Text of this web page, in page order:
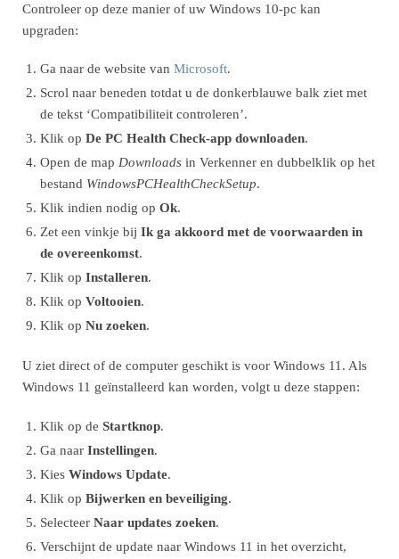
Controleer op deze manier of uw Windows 10-pc kan
upgraden:
Ga naar de website van Microsoft.
Scrol naar beneden totdat u de donkerblauwe balk ziet met
de tekst ‘Compatibiliteit controleren’.
Klik op De PC Health Check-app downloaden.
Open de map Downloads in Verkenner en dubbelklik op het
bestand WindowsPCHealthCheckSetup.
Klik indien nodig op Ok.
Zet een vinkje bij Ik ga akkoord met de voorwaarden in
de overeenkomst.
Klik op Installeren.
Klik op Voltooien.
Klik op Nu zoeken.
U ziet direct of de computer geschikt is voor Windows 11. Als
Windows 11 geïnstalleerd kan worden, volgt u deze stappen:
Klik op de Startknop.
Ga naar Instellingen.
Kies Windows Update.
Klik op Bijwerken en beveiliging.
Selecteer Naar updates zoeken.
Verschijnt de update naar Windows 11 in het overzicht,